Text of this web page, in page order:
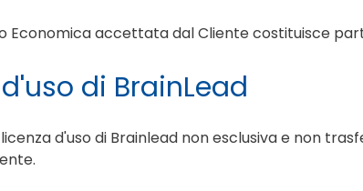
Economica accettata dal Cliente costituisce
di BrainLead
d'uso di Brainlead non esclusiva e non